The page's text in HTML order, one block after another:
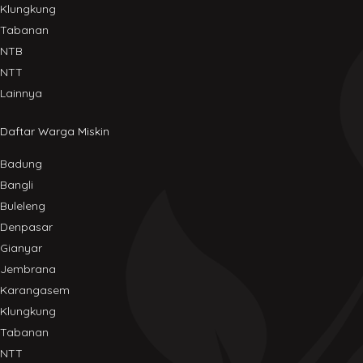
Klungkung
Tabanan
NTB
NTT
Lainnya
Daftar Warga Miskin
Badung
Bangli
Buleleng
Denpasar
Gianyar
Jembrana
Karangasem
Klungkung
Tabanan
NTT